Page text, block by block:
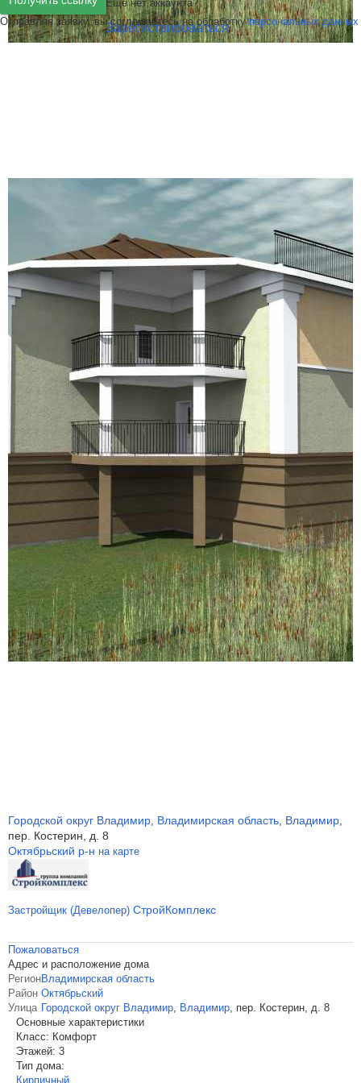
Ещё нет аккаунта?
Зарегистрироваться
Городской округ Владимир, Владимирская область, Владимир,
пер. Костерин, д. 8
Октябрьский р-н на карте
Застройщик (Девелопер) СтройКомплекс
Пожаловаться
Адрес и расположение дома
РегионВладимирская область
Район Октябрьский
Улица Городской округ Владимир, Владимир, пер. Костерин, д. 8
Основные характеристики
Класс: Комфорт
Этажей: 3
Тип дома:
Кирпичный
Отправляя заявку, вы соглашаетесь на обработкуперсональных данных